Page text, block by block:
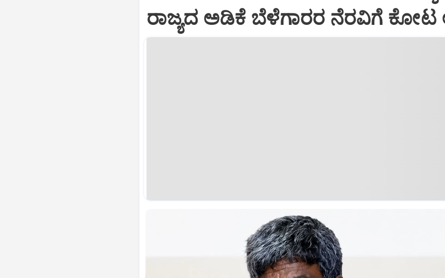
ರಾಜ್ಯದ ಅಡಿಕೆ ಬೆಳೆಗಾರರ ನೆರವಿಗೆ ಕೋಟ